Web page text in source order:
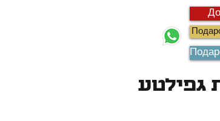
גפילטע